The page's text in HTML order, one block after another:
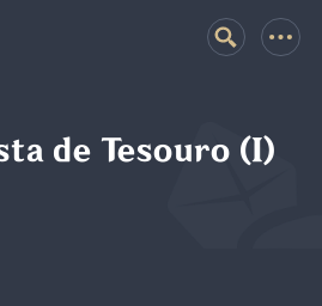
de Tesouro (I)